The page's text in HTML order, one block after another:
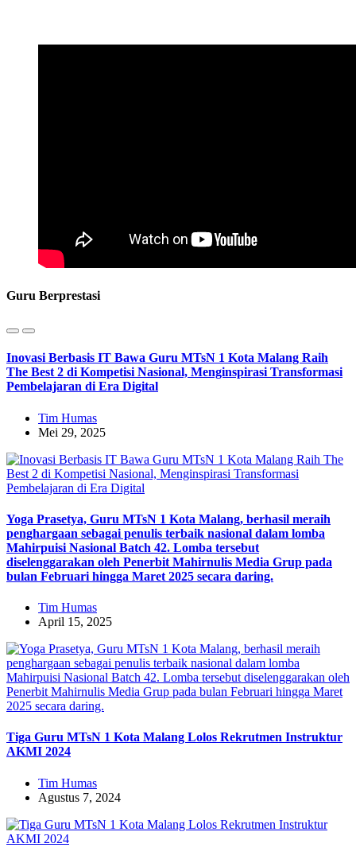
Guru Berprestasi
Inovasi Berbasis IT Bawa Guru MTsN 1 Kota Malang Raih
The Best 2 di Kompetisi Nasional, Menginspirasi Transformasi
Pembelajaran di Era Digital
Tim Humas
Mei 29, 2025
Yoga Prasetya, Guru MTsN 1 Kota Malang, berhasil meraih
penghargaan sebagai penulis terbaik nasional dalam lomba
Mahirpuisi Nasional Batch 42. Lomba tersebut
diselenggarakan oleh Penerbit Mahirnulis Media Grup pada
bulan Februari hingga Maret 2025 secara daring.
Tim Humas
April 15, 2025
Tiga Guru MTsN 1 Kota Malang Lolos Rekrutmen Instruktur
AKMI 2024
Tim Humas
Agustus 7, 2024